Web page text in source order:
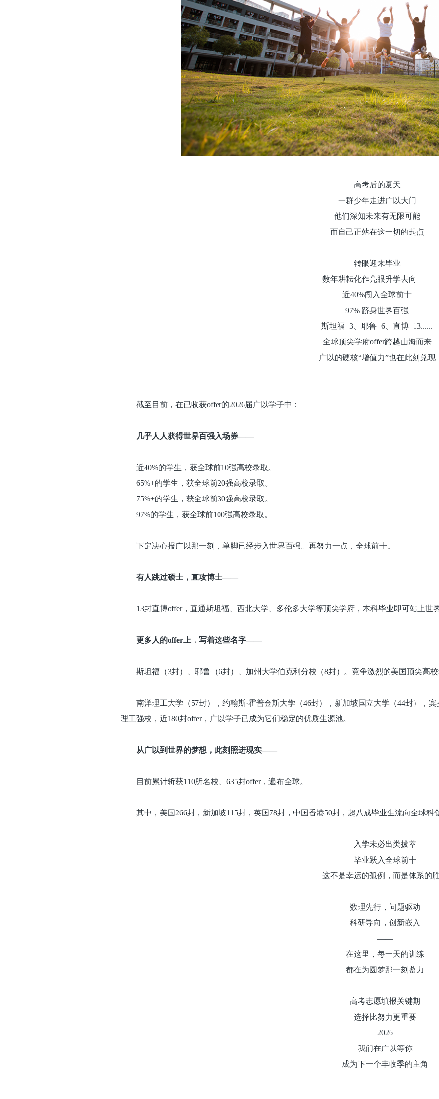
高考后的夏天
一群少年走进广以大门
他们深知未来有无限可能
而自己正站在这一切的起点
转眼迎来毕业
数年耕耘化作亮眼升学去向——
近40%闯入全球前十
97% 跻身世界百强
斯坦福+3、耶鲁+6、直博+13......
全球顶尖学府offer跨越山海而来
广以的硬核“增值力”也在此刻兑现
截至目前，在已收获offer的2026届广以学子中：
几乎人人获得世界百强入场券——
近40%的学生，获全球前10强高校录取。
65%+的学生，获全球前20强高校录取。
75%+的学生，获全球前30强高校录取。
97%的学生，获全球前100强高校录取。
下定决心报广以那一刻，单脚已经步入世界百强。再努力一点，全球前十。
有人跳过硕士，直攻博士——
13封直博offer，直通斯坦福、西北大学、多伦多大学等顶尖学府，本科毕业即可站上世
更多人的offer上，写着这些名字——
斯坦福（3封）、耶鲁（6封）、加州大学伯克利分校（8封）。竞争激烈的美国顶尖高校
南洋理工大学（57封），约翰斯·霍普金斯大学（46封），新加坡国立大学（44封），
理工强校，近180封offer，广以学子已成为它们稳定的优质生源池。
从广以到世界的梦想，此刻照进现实——
目前累计斩获110所名校、635封offer，遍布全球。
其中，美国266封，新加坡115封，英国78封，中国香港50封，超八成毕业生流向全球科
入学未必出类拔萃
毕业跃入全球前十
这不是幸运的孤例，而是体系的
数理先行，问题驱动
科研导向，创新嵌入
——
在这里，每一天的训练
都在为圆梦那一刻蓄力
高考志愿填报关键期
选择比努力更重要
2026
我们在广以等你
成为下一个丰收季的主角